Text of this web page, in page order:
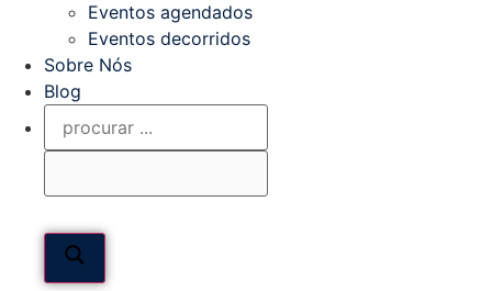
Eventos agendados
Eventos decorridos
Sobre Nós
Blog